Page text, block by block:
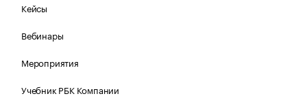
Кейсы
Вебинары
Мероприятия
Учебник РБК Компании